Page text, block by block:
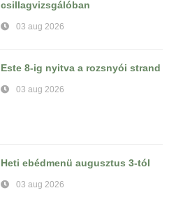
csillagvizsgálóban
03 aug 2026
Este 8-ig nyitva a rozsnyói strand
03 aug 2026
Heti ebédmenü augusztus 3-tól
03 aug 2026